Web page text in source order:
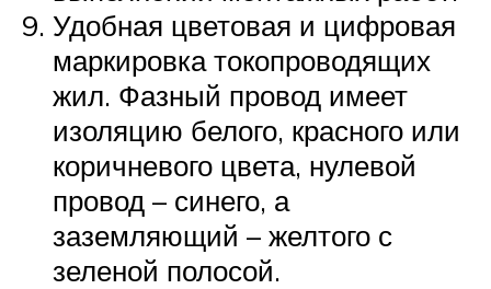
Удобная цветовая и цифровая
маркировка токопроводящих
жил. Фазный провод имеет
изоляцию белого, красного или
коричневого цвета, нулевой
провод – синего, а
заземляющий – желтого с
зеленой полосой.